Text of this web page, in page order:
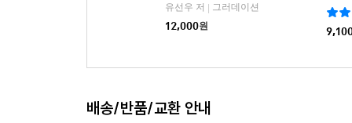
유선우 저 | 그러데이션
12,000원
배송/반품/교환 안내